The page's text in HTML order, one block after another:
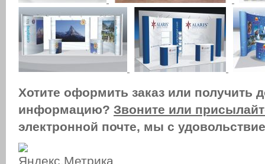
Хотите оформить заказ или получить
информацию? Звоните или
электронной почте, мы с